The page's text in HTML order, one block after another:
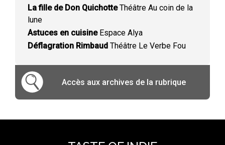
La fille de Don QuichotteThéâtre Au coin de la
lune
Astuces en cuisineEspace Alya
Déflagration Rimbaud Théâtre Le Verbe Fou
Accès aux archives de la rubrique